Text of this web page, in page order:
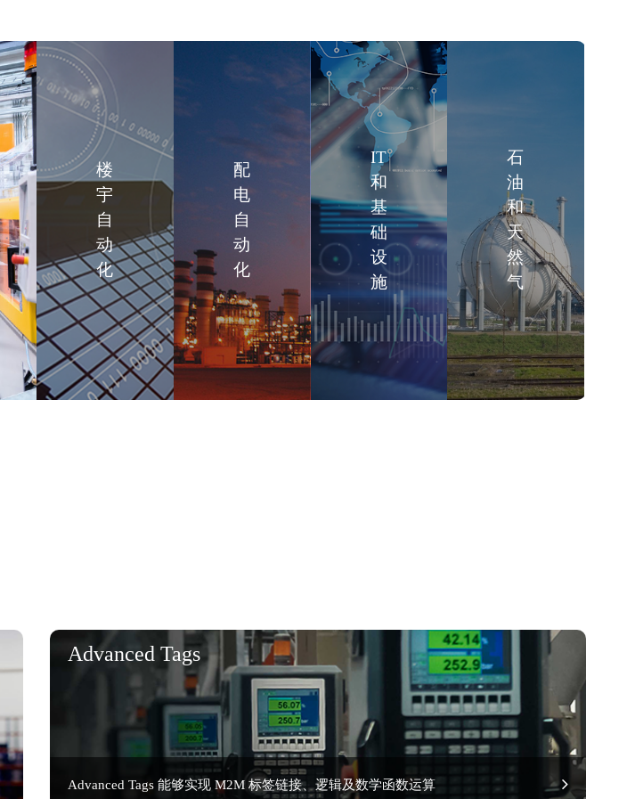
楼
宇
自
动
化
配
电
自
动
化
IT
和
基
础
设
施
石
油
和
天
然
气
Advanced Tags
Advanced Tags 能够实现 M2M 标签链接、逻辑及数学函数运算